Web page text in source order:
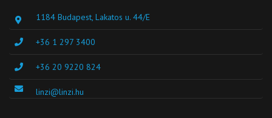
1184 Budapest, Lakatos u. 44/E
+36 1 297 3400
+36 20 9220 824
linzi@linzi.hu